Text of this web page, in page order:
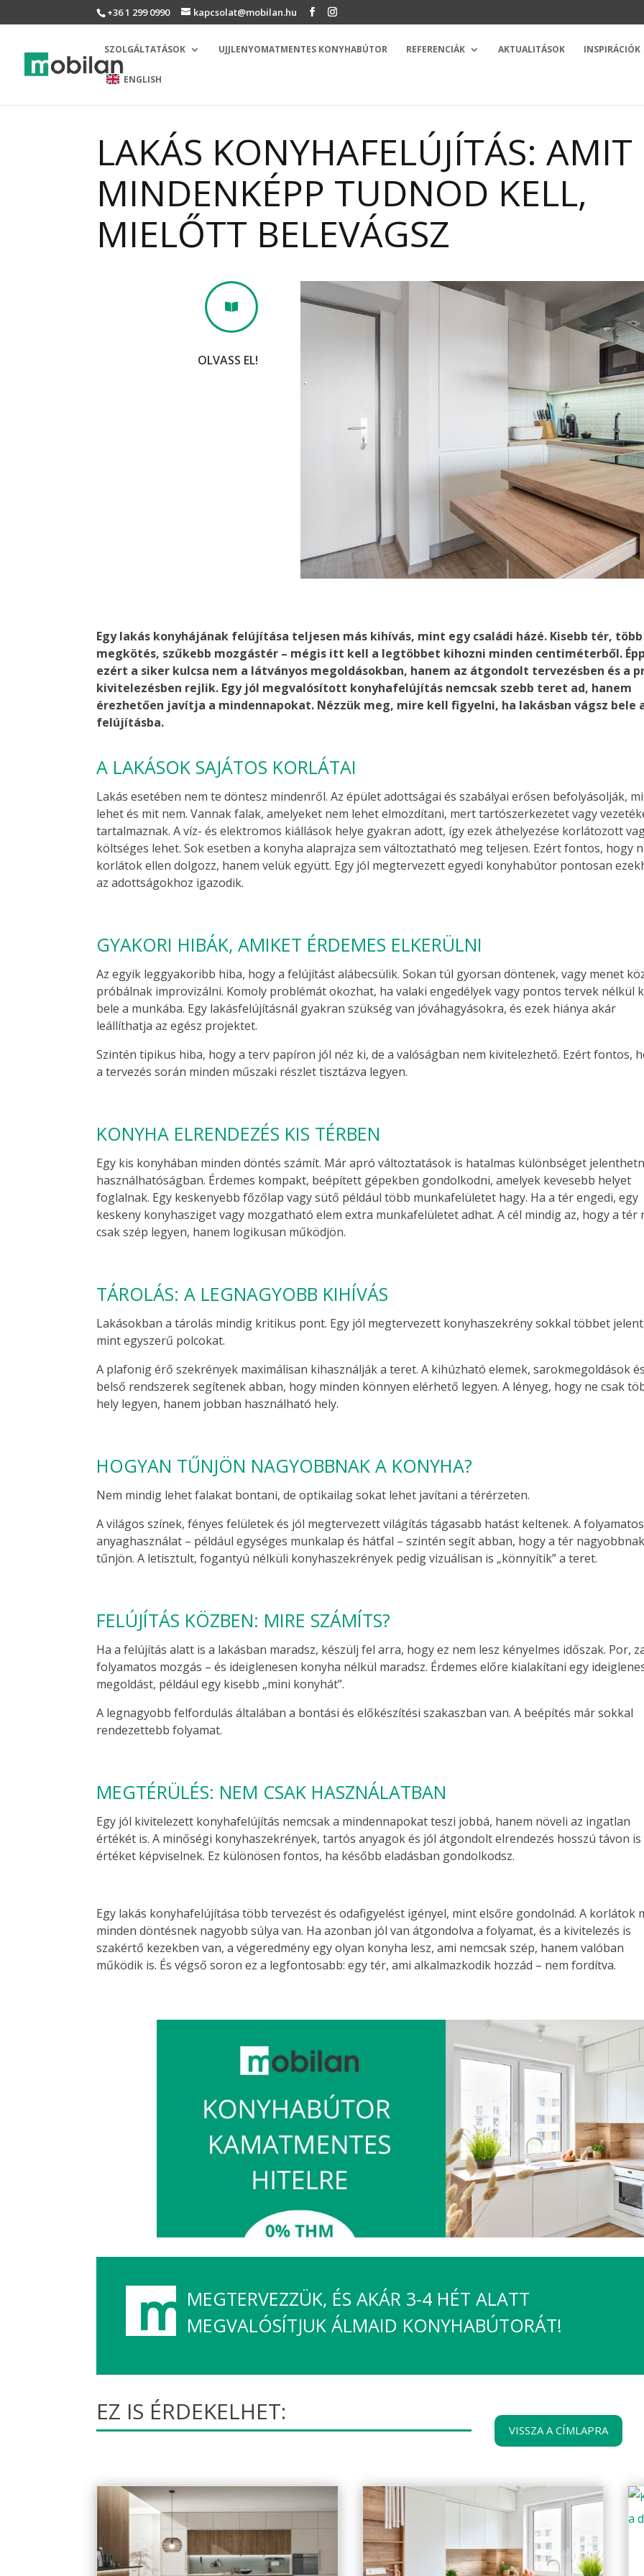
+36 1 299 0990 kapcsolat@mobilan.hu
SZOLGÁLTATÁSOK UJJLENYOMATMENTES KONYHABÚTOR REFERENCIÁK AKTUALITÁSOK INSPIRÁCIÓK
ENGLISH
LAKÁS KONYHAFELÚJÍTÁS: AMIT
MINDENKÉPP TUDNOD KELL,
MIELŐTT BELEVÁGSZ

OLVASS EL!
Egy lakás konyhájának felújítása teljesen más kihívás, mint egy családi házé. Kisebb tér, több
megkötés, szűkebb mozgástér – mégis itt kell a legtöbbet kihozni minden centiméterből.
ezért a siker kulcsa nem a látványos megoldásokban, hanem az átgondolt tervezésben és a
kivitelezésben rejlik. Egy jól megvalósított konyhafelújítás nemcsak szebb teret ad, hanem
érezhetően javítja a mindennapokat. Nézzük meg, mire kell figyelni, ha lakásban vágsz bele
felújításba.
A LAKÁSOK SAJÁTOS KORLÁTAI
Lakás esetében nem te döntesz mindenről. Az épület adottságai és szabályai erősen befolyásolják,
lehet és mit nem. Vannak falak, amelyeket nem lehet elmozdítani, mert tartószerkezetet vagy
tartalmaznak. A víz- és elektromos kiállások helye gyakran adott, így ezek áthelyezése korlátozott
költséges lehet. Sok esetben a konyha alaprajza sem változtatható meg teljesen. Ezért fontos, hogy
korlátok ellen dolgozz, hanem velük együtt. Egy jól megtervezett egyedi konyhabútor pontosan
az adottságokhoz igazodik.
GYAKORI HIBÁK, AMIKET ÉRDEMES ELKERÜLNI
Az egyik leggyakoribb hiba, hogy a felújítást alábecsülik. Sokan túl gyorsan döntenek, vagy menet
próbálnak improvizálni. Komoly problémát okozhat, ha valaki engedélyek vagy pontos tervek nélkül
bele a munkába. Egy lakásfelújításnál gyakran szükség van jóváhagyásokra, és ezek hiánya akár
leállíthatja az egész projektet.
Szintén tipikus hiba, hogy a terv papíron jól néz ki, de a valóságban nem kivitelezhető. Ezért fontos,
a tervezés során minden műszaki részlet tisztázva legyen.
KONYHA ELRENDEZÉS KIS TÉRBEN
Egy kis konyhában minden döntés számít. Már apró változtatások is hatalmas különbséget
használhatóságban. Érdemes kompakt, beépített gépekben gondolkodni, amelyek kevesebb helyet
foglalnak. Egy keskenyebb főzőlap vagy sütő például több munkafelületet hagy. Ha a tér engedi, egy
keskeny konyhasziget vagy mozgatható elem extra munkafelületet adhat. A cél mindig az, hogy a tér
csak szép legyen, hanem logikusan működjön.
TÁROLÁS: A LEGNAGYOBB KIHÍVÁS
Lakásokban a tárolás mindig kritikus pont. Egy jól megtervezett konyhaszekrény sokkal többet
mint egyszerű polcokat.
A plafonig érő szekrények maximálisan kihasználják a teret. A kihúzható elemek, sarokmegoldások és
belső rendszerek segítenek abban, hogy minden könnyen elérhető legyen. A lényeg, hogy ne csak
hely legyen, hanem jobban használható hely.
HOGYAN TŰNJÖN NAGYOBBNAK A KONYHA?
Nem mindig lehet falakat bontani, de optikailag sokat lehet javítani a térérzeten.
A világos színek, fényes felületek és jól megtervezett világítás tágasabb hatást keltenek. A folyamatos
anyaghasználat – például egységes munkalap és hátfal – szintén segít abban, hogy a tér nagyobbnak
tűnjön. A letisztult, fogantyú nélküli konyhaszekrények pedig vizuálisan is „könnyítik” a teret.
FELÚJÍTÁS KÖZBEN: MIRE SZÁMÍTS?
Ha a felújítás alatt is a lakásban maradsz, készülj fel arra, hogy ez nem lesz kényelmes időszak. Por,
folyamatos mozgás – és ideiglenesen konyha nélkül maradsz. Érdemes előre kialakítani egy
megoldást, például egy kisebb „mini konyhát”.
A legnagyobb felfordulás általában a bontási és előkészítési szakaszban van. A beépítés már sokkal
rendezettebb folyamat.
MEGTÉRÜLÉS: NEM CSAK HASZNÁLATBAN
Egy jól kivitelezett konyhafelújítás nemcsak a mindennapokat teszi jobbá, hanem növeli az ingatlan
értékét is. A minőségi konyhaszekrények, tartós anyagok és jól átgondolt elrendezés hosszú távon is
értéket képviselnek. Ez különösen fontos, ha később eladásban gondolkodsz.
Egy lakás konyhafelújítása több tervezést és odafigyelést igényel, mint elsőre gondolnád. A korlátok
minden döntésnek nagyobb súlya van. Ha azonban jól van átgondolva a folyamat, és a kivitelezés is
szakértő kezekben van, a végeredmény egy olyan konyha lesz, ami nemcsak szép, hanem valóban
működik is. És végső soron ez a legfontosabb: egy tér, ami alkalmazkodik hozzád – nem fordítva.
MEGTERVEZZÜK, ÉS AKÁR 3-4 HÉT ALATT
MEGVALÓSÍTJUK ÁLMAID KONYHABÚTORÁT!
EZ IS ÉRDEKELHET:
VISSZA A CÍMLAPRA